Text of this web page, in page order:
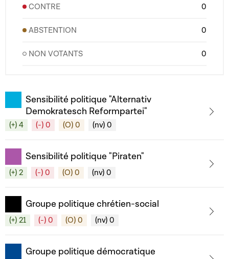
CONTRE 0
ABSTENTION 0
NON VOTANTS 0
Sensibilité politique "Alternativ
Demokratesch Reformpartei"
(+) 4 (-) 0 (O) 0 (nv) 0
Sensibilité politique "Piraten"
(+) 2 (-) 0 (O) 0 (nv) 0
Groupe politique chrétien-social
(+) 21 (-) 0 (O) 0 (nv) 0
Groupe politique démocratique